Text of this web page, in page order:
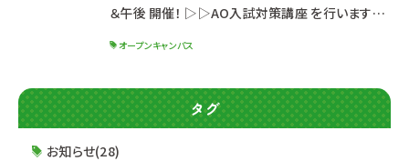
＆午後 開催！ ▷▷AO入試対策講座 を行います！
始） 【午後の部】 １３：３０～１６：４０ （１３：１０受
付開始） ※適性検査を受検しない方は、約30分早
く終了となります。 ※受付開始時刻前には校
オープンキャンパス
タグ
お知らせ(28)